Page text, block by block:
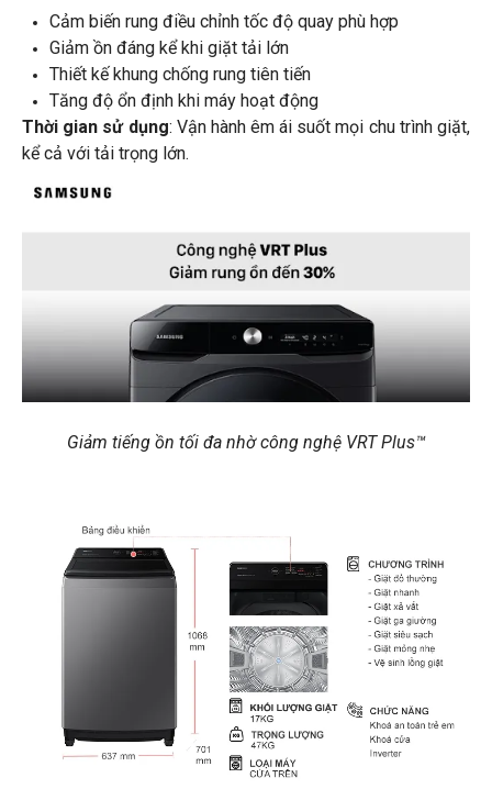
Cảm biến rung điều chỉnh tốc độ quay phù hợp
Giảm ồn đáng kể khi giặt tải lớn
Thiết kế khung chống rung tiên tiến
Tăng độ ổn định khi máy hoạt động
Thời gian sử dụng: Vận hành êm ái suốt mọi chu trình giặt,
kể cả với tải trọng lớn.
Giảm tiếng ồn tối đa nhờ công nghệ VRT Plus™